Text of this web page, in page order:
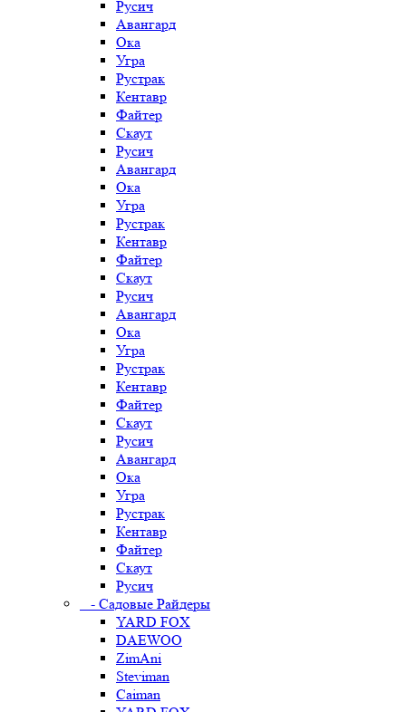
Русич
Авангард
Ока
Угра
Рустрак
Кентавр
Файтер
Скаут
Русич
Авангард
Ока
Угра
Рустрак
Кентавр
Файтер
Скаут
Русич
Авангард
Ока
Угра
Рустрак
Кентавр
Файтер
Скаут
Русич
Авангард
Ока
Угра
Рустрак
Кентавр
Файтер
Скаут
Русич
- Садовые Райдеры
YARD FOX
DAEWOO
ZimAni
Steviman
Caiman